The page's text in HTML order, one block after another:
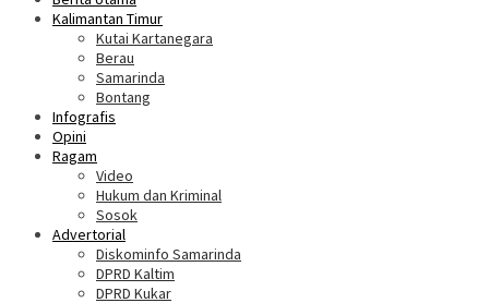
Kalimantan Timur
Kutai Kartanegara
Berau
Samarinda
Bontang
Infografis
Opini
Ragam
Video
Hukum dan Kriminal
Sosok
Advertorial
Diskominfo Samarinda
DPRD Kaltim
DPRD Kukar